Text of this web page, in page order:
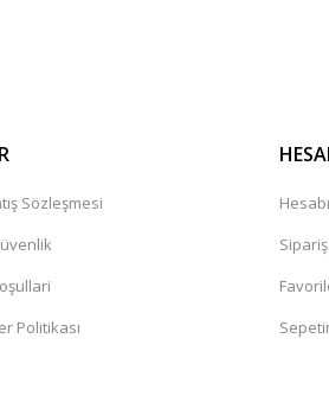
Sözleşmesi
Politikası